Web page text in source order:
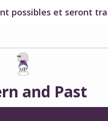
possibles et seront
and Past